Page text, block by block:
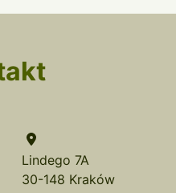
Lindego 7A
30-148 Kraków